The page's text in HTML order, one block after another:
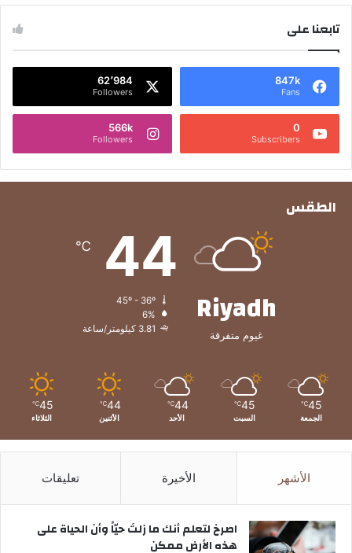
تابعنا على
847k
Fans
62٬984
Followers
0
Subscribers
566k
Followers
الطقس
Riyadh
غيوم متفرقة
44
℃
6%
3.81 كيلومتر/ساعة
45
℃
الجمعة
45
℃
السبت
44
℃
الأحد
44
℃
الأثنين
45
℃
الثلاثاء
الأشهر الأخيرة تعليقات
‫اصرخ لتعلم أنك ما زلتَ حيّاً وأن الحياة على
هذه الأرض ممكن